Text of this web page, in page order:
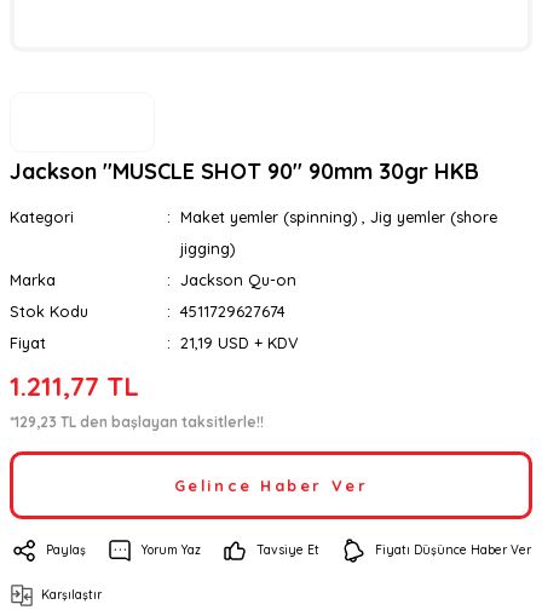
Jackson ''MUSCLE SHOT 90'' 90mm 30gr HKB
Kategori Maket yemler (spinning)
Jig yemler (shore
jigging)
Marka
Jackson Qu-on
Stok Kodu
4511729627674
Fiyat
21,19 USD + KDV
1.211,77 TL
*129,23 TL den başlayan taksitlerle!!
Gelince Haber Ver
Paylaş Yorum Yaz Tavsiye Et Fiyatı Düşünce Haber Ver
Karşılaştır